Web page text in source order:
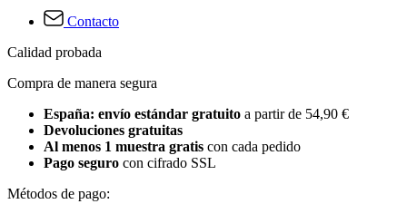
Contacto
Calidad probada
Compra de manera segura
España: envío estándar gratuito a partir de 54,90 €
Devoluciones gratuitas
Al menos 1 muestra gratis con cada pedido
Pago seguro con cifrado SSL
Métodos de pago: